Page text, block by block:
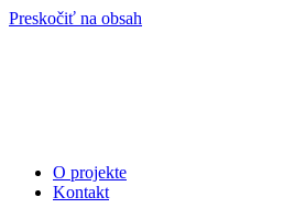
Preskočiť na obsah
O projekte
Kontakt